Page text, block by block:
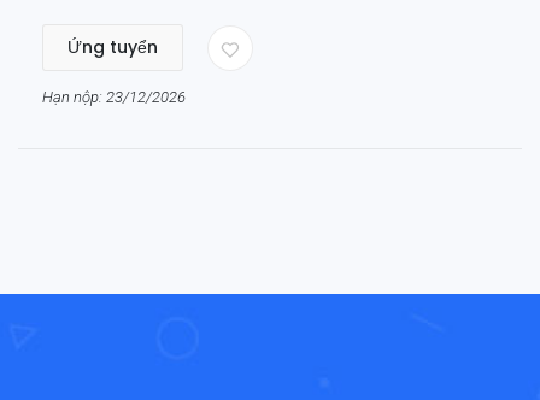
Ứng tuyển
Hạn nộp: 23/12/2026